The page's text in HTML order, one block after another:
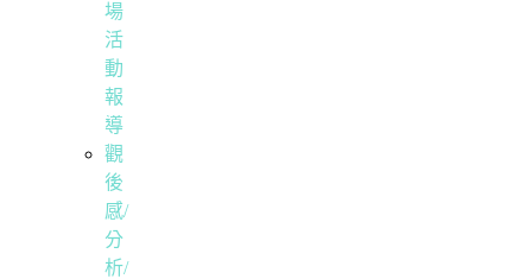
場
活
動
報
導
觀
後
感/
分
析/